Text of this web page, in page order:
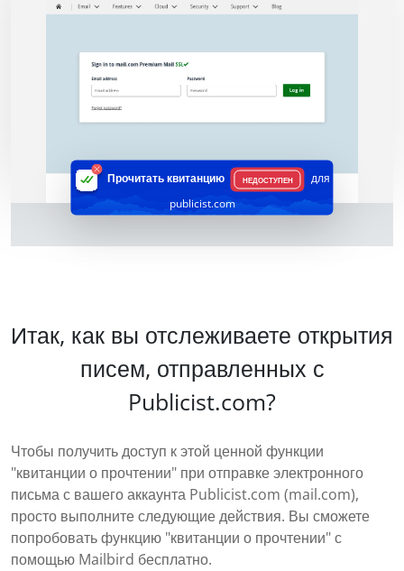
Прочитать квитанцию НЕДОСТУПЕН
для
publicist.com
Итак, как вы отслеживаете открытия
писем, отправленных с
Publicist.com?
Чтобы получить доступ к этой ценной функции
"квитанции о прочтении" при отправке электронного
письма с вашего аккаунта Publicist.com (mail.com),
просто выполните следующие действия. Вы сможете
попробовать функцию "квитанции о прочтении" с
помощью Mailbird бесплатно.